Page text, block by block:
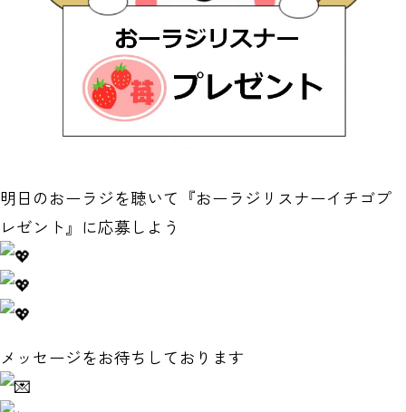
明日のおーラジを聴いて『おーラジリスナーイチゴプ
レゼント』に応募しよう
メッセージをお待ちしております